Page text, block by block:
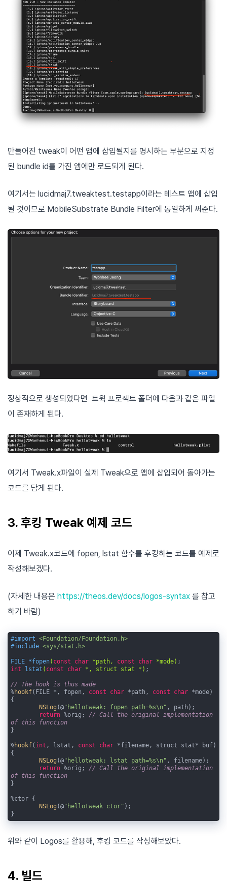
만들어진 tweak이 어떤 앱에 삽입될지를 명시하는 부분으로 지정
된 bundle id를 가진 앱에만 로드되게 된다.
여기서는 lucidmaj7.tweaktest.testapp이라는 테스트 앱에 삽입
될 것이므로 MobileSubstrate Bundle Filter에 동일하게 써준다.
정상적으로 생성되었다면 트윅 프로젝트 폴더에 다음과 같은 파일
이 존재하게 된다.
여기서 Tweak.x파일이 실제 Tweak으로 앱에 삽입되어 돌아가는
코드를 담게 된다.
3. 후킹 Tweak 예제 코드
이제 Tweak.x코드에 fopen, lstat 함수를 후킹하는 코드를 예제로
작성해보겠다.
(자세한 내용은 https://theos.dev/docs/logos-syntax 를 참고
하기 바람)
#import <Foundation/Foundation.h>
#include <sys/stat.h>
FILE *fopen( const char *path, const char *mode)
int
lstat ( const char *, struct stat *) ;
// The hook is thus made
%hookf(FILE *, fopen, const char *path, const char *mode)
{
NSLog (@"hellotweak: fopen path=%s\n" , path);
return %orig; // Call the original implementation
of this function
}
%hookf( int , lstat, const char *filename, struct stat* buf)
{
NSLog (@"hellotweak: lstat path=%s\n" , filename);
return %orig; // Call the original implementation
of this function
}
%ctor {
NSLog (@"hellotweak ctor" );
}
위와 같이 Logos를 활용해, 후킹 코드를 작성해보았다.
4. 빌드